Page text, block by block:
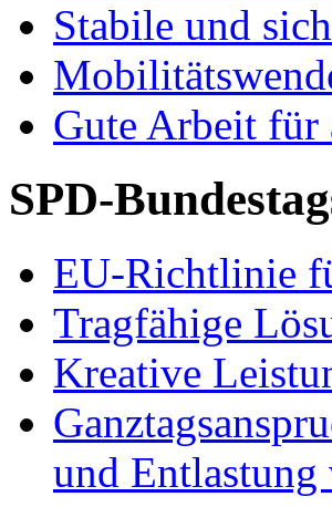
Stabile und
Gute Arbeit für
SPD-
EU-Richtlinie
Tragfähige
Kreative
und